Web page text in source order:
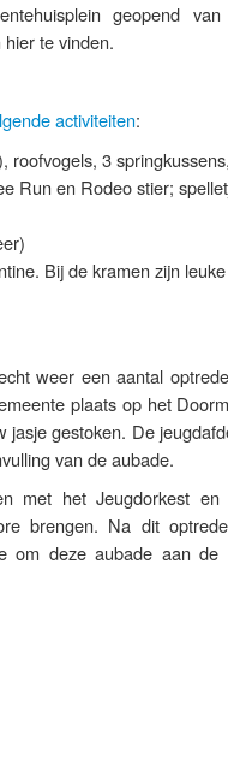
geopend
hier te vinden.
activiteiten:
roofvogels, 3
Run en Rodeo stier;
Bij de kramen zijn
weer een aantal
plaats op het
gestoken. De
van de aubade.
met het Jeugdorkest
brengen. Na dit
om deze aubade aan